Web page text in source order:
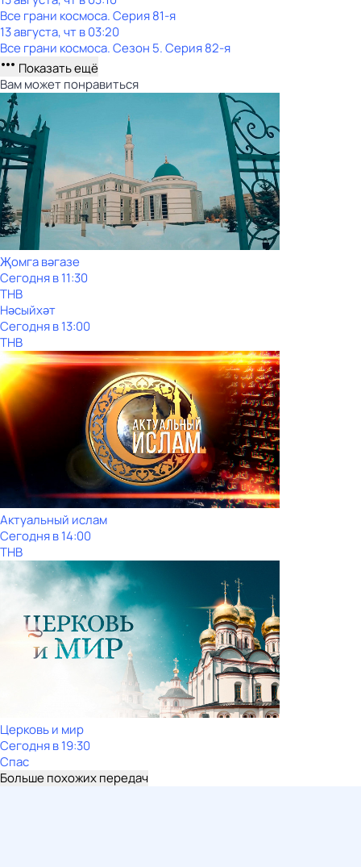
Все грани космоса. Серия 81-я
13 августа, чт в 03:20
Все грани космоса. Сезон 5. Серия 82-я
Показать ещё
Вам может понравиться
Җомга вәгазе
Сегодня в 11:30
ТНВ
Нәсыйхәт
Сегодня в 13:00
ТНВ
Актуальный ислам
Сегодня в 14:00
ТНВ
Церковь и мир
Сегодня в 19:30
Спас
Больше похожих передач